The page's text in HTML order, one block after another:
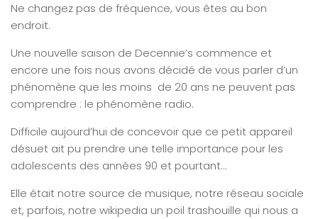
Ne changez pas de fréquence, vous êtes au bon
endroit.
Une nouvelle saison de Decennie’s commence et
encore une fois nous avons décidé de vous parler d’un
phénomène que les moins de 20 ans ne peuvent pas
comprendre : le phénomène radio.
Difficile aujourd’hui de concevoir que ce petit appareil
désuet ait pu prendre une telle importance pour les
adolescents des années 90 et pourtant…
Elle était notre source de musique, notre réseau sociale
et, parfois, notre wikipedia un poil trashouille qui nous a